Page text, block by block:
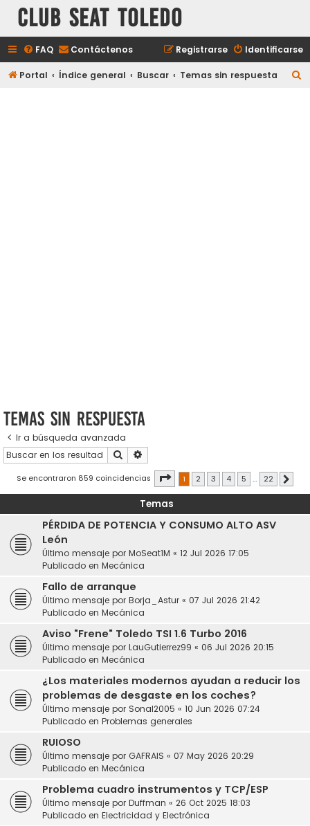
Club Seat Toledo
FAQ Contáctenos Identificarse
Registrarse
Portal Índice general Buscar Temas sin respuesta
Temas sin respuesta
Ir a búsqueda avanzada
Buscar
Se encontraron 859 coincidencias Página de 22
1 2 3 4 5 … 22
Temas
PÉRDIDA DE POTENCIA Y CONSUMO ALTO ASV
León
Último mensaje por MoSeat1M « 12 Jul 2026 17:05
Publicado en Mecánica
Fallo de arranque
Último mensaje por Borja_Astur « 07 Jul 2026 21:42
Publicado en Mecánica
Aviso "Frene" Toledo TSI 1.6 Turbo 2016
Último mensaje por LauGutierrez99 « 06 Jul 2026 20:15
Publicado en Mecánica
¿Los materiales modernos ayudan a reducir los
problemas de desgaste en los coches?
Último mensaje por Sonal2005 « 10 Jun 2026 07:24
Publicado en Problemas generales
RUIOSO
Último mensaje por GAFRAIS « 07 May 2026 20:29
Publicado en Mecánica
Problema cuadro instrumentos y TCP/ESP
Último mensaje por Duffman « 26 Oct 2025 18:03
Publicado en Electricidad y Electrónica